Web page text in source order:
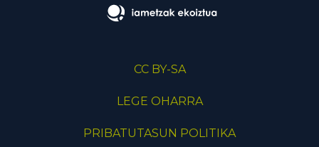
CC BY-SA
LEGE OHARRA
PRIBATUTASUN POLITIKA